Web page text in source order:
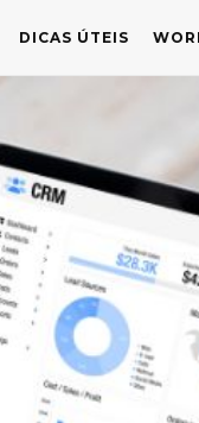
DICAS ÚTEIS